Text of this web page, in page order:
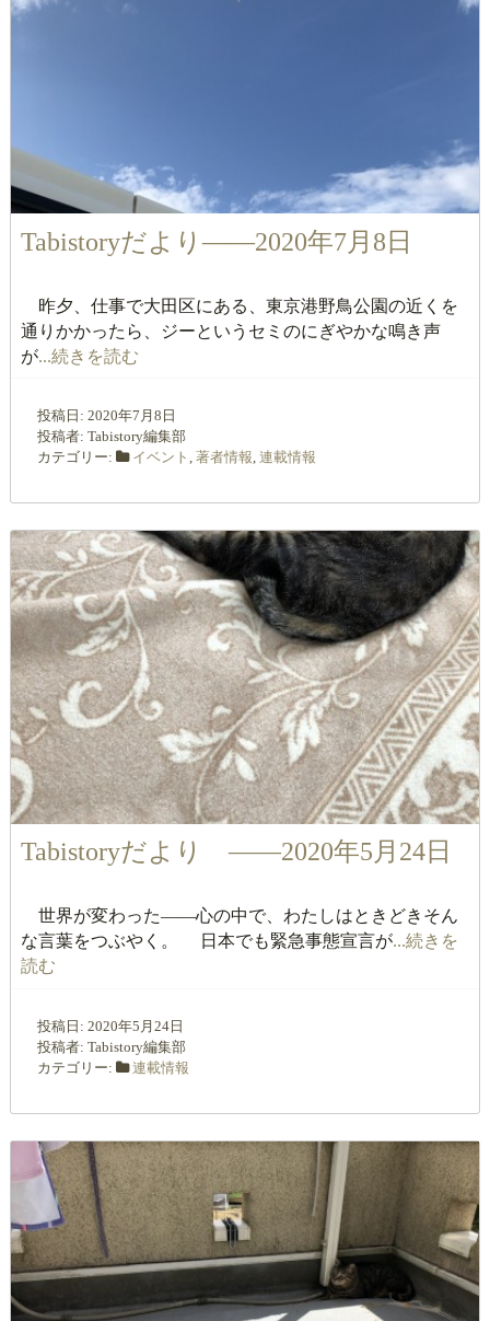
Tabistoryだより――2020年7月8日
昨夕、仕事で大田区にある、東京港野鳥公園の近くを
通りかかったら、ジーというセミのにぎやかな鳴き声
が...続きを読む
投稿日: 2020年7月8日
投稿者: Tabistory編集部
カテゴリー:
イベント , 著者情報, 連載情報
Tabistoryだより ――2020年5月24日
世界が変わった――心の中で、わたしはときどきそん
な言葉をつぶやく。 日本でも緊急事態宣言が...続きを
読む
投稿日: 2020年5月24日
投稿者: Tabistory編集部
カテゴリー:
連載情報